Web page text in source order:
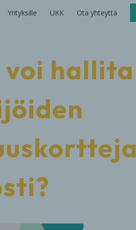
Yrityksille UKK Ota yhteyttä
hallita